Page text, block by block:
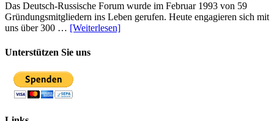
Das Deutsch-Russische Forum wurde im Februar 1993 von 59
Gründungsmitgliedern ins Leben gerufen. Heute engagieren sich mit
uns über 300 … [Weiterlesen]
Unterstützen Sie uns